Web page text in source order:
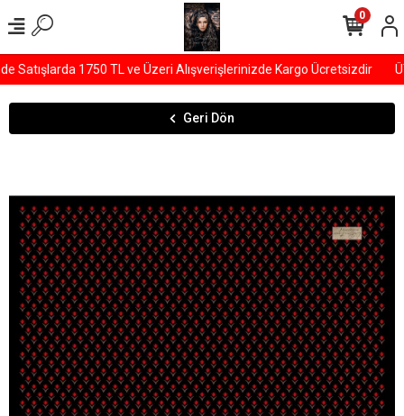
1750 TL ve Üzeri Alışverişlerinizde Kargo Ücretsizdir
0
Geri Dön